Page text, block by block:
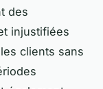
des
injustifiées
clients sans